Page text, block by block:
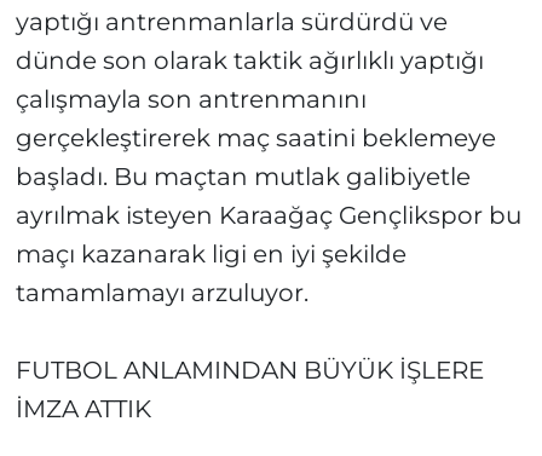
yaptığı antrenmanlarla sürdürdü ve
dünde son olarak taktik ağırlıklı yaptığı
çalışmayla son antrenmanını
gerçekleştirerek maç saatini beklemeye
başladı. Bu maçtan mutlak galibiyetle
ayrılmak isteyen Karaağaç Gençlikspor bu
maçı kazanarak ligi en iyi şekilde
tamamlamayı arzuluyor.
FUTBOL ANLAMINDAN BÜYÜK İŞLERE
İMZA ATTIK